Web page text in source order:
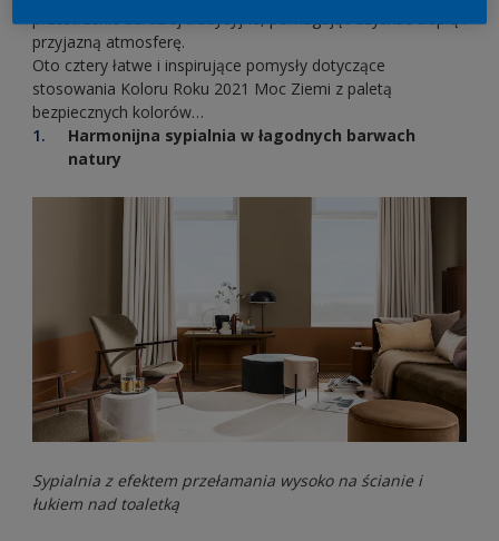
przestrzenie bardziej tradycyjne, pomagając uzyskać ciepłą i
przyjazną atmosferę.
Oto cztery łatwe i inspirujące pomysły dotyczące
stosowania Koloru Roku 2021 Moc Ziemi z paletą
bezpiecznych kolorów…
Harmonijna sypialnia w łagodnych barwach
natury
Sypialnia z efektem przełamania wysoko na ścianie i
łukiem nad toaletką